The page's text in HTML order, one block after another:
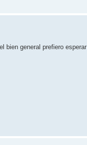
bien general prefiero esperar